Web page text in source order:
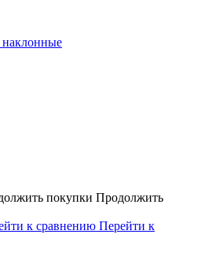
наклонные
покупки Продолжить
к сравнению Перейти к